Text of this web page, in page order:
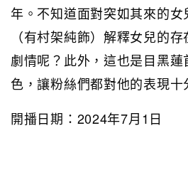
年。不知道面對突如其來的
（有村架純飾）解釋女兒的
劇情呢？此外，這也是目黑蓮
色，讓粉絲們都對他的表現十
開播日期：2024年7月1日